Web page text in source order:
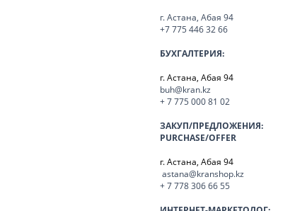
г. Астана, Абая 94
+7 775 446 32 66
БУХГАЛТЕРИЯ:
г. Астана, Абая 94
buh@kran.kz
+ 7 775 000 81 02
ЗАКУП/ПРЕДЛОЖЕНИЯ:
PURCHASE/OFFER
г. Астана, Абая 94
astana@kranshop.kz
+ 7 778 306 66 55